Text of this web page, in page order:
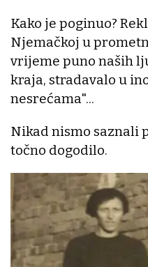
Kako je poginuo?
Njemačkoj u
vrijeme puno naših
kraja, stradavalo u
nesrećama"...
Nikad nismo saznali
točno dogodilo.